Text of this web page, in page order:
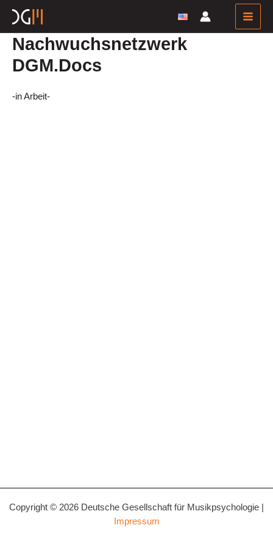
Inhalt
springen
Main
Nachwuchsnetzwerk
DGM.Docs
-in Arbeit-
Copyright © 2026 Deutsche Gesellschaft für Musikpsychologie |
Impressum